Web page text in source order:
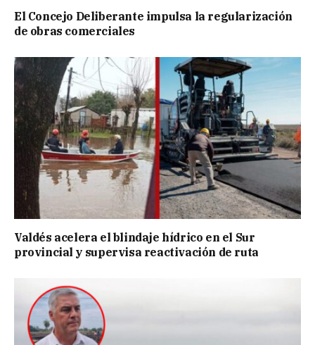
El Concejo Deliberante impulsa la regularización
de obras comerciales
Valdés acelera el blindaje hídrico en el Sur
provincial y supervisa reactivación de ruta